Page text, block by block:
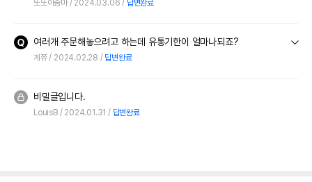
또또아줌마 2024.03.06 답변완료
여러개 주문해놓으려고 하는데 유통기한이 얼마나되죠?
게쮸 2024.02.28 답변완료
비밀글입니다.
LouisB 2024.01.31 답변완료